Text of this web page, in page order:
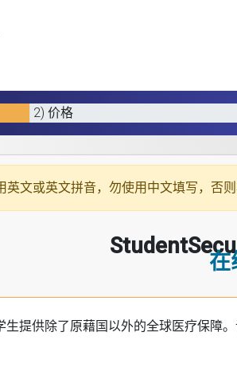
2) 价格
英文或英文拼音，勿使用中文填写，否
在
生提供除了原藉国以外的全球医疗保障